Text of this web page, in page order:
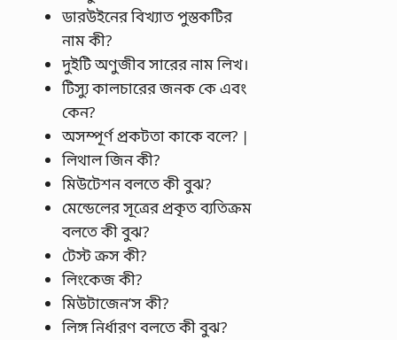
ডারউইনের বিখ্যাত পুস্তকটির
নাম কী?
দুইটি অণুজীব সারের নাম লিখ।
টিস্যু কালচারের জনক কে এবং
কেন?
অসম্পূর্ণ প্রকটতা কাকে বলে? |
লিথাল জিন কী?
মিউটেশন বলতে কী বুঝ?
মেন্ডেলের সূত্রের প্রকৃত ব্যতিক্রম
বলতে কী বুঝ?
টেস্ট ক্রস কী?
লিংকেজ কী?
মিউটাজেন’স কী?
লিঙ্গ নির্ধারণ বলতে কী বুঝ?